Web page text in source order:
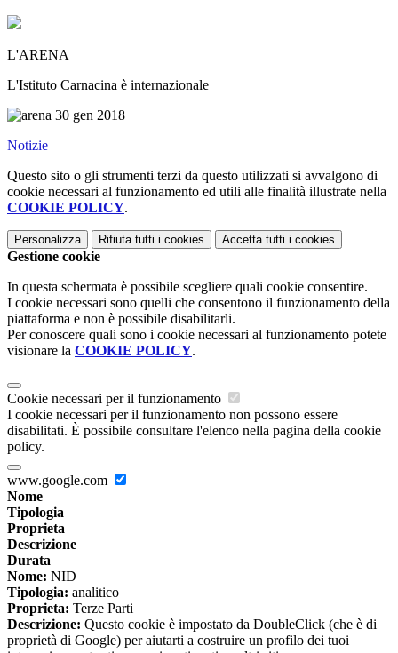
L'ARENA
L'Istituto Carnacina è internazionale
Notizie
Questo sito o gli strumenti terzi da questo utilizzati si avvalgono di
cookie necessari al funzionamento ed utili alle finalità illustrate nella
COOKIE POLICY.
Personalizza Rifiuta tutti i cookies Accetta tutti i cookies
Gestione cookie
In questa schermata è possibile scegliere quali cookie consentire.
I cookie necessari sono quelli che consentono il funzionamento della
piattaforma e non è possibile disabilitarli.
Per conoscere quali sono i cookie necessari al funzionamento potete
visionare la COOKIE POLICY.
Cookie necessari per il funzionamento
I cookie necessari per il funzionamento non possono essere
disabilitati. È possibile consultare l'elenco nella pagina della cookie
policy.
www.google.com
Nome
Tipologia
Proprieta
Descrizione
Durata
Nome: NID
Tipologia: analitico
Proprieta: Terze Parti
Descrizione: Questo cookie è impostato da DoubleClick (che è di
proprietà di Google) per aiutarti a costruire un profilo dei tuoi